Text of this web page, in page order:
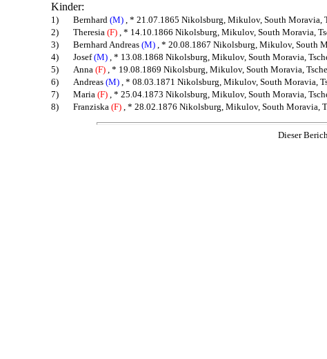
Kinder:
1) Bernhard (M) , * 21.07.1865 Nikolsburg, Mikulov, South Moravia,
2)
Theresia (F) , * 14.10.1866 Nikolsburg, Mikulov, South Moravia,
3)
Bernhard Andreas (M) , * 20.08.1867 Nikolsburg, Mikulov, South
4)
Josef(M) , * 13.08.1868 Nikolsburg, Mikulov, South Moravia,
5)
Anna (F) , * 19.08.1869 Nikolsburg, Mikulov, South Moravia,
6)
Andreas (M) , * 08.03.1871 Nikolsburg, Mikulov, South Moravia,
7)
Maria (F) , * 25.04.1873 Nikolsburg, Mikulov, South Moravia,
8)
Franziska (F) , * 28.02.1876 Nikolsburg, Mikulov, South Moravia,
Dieser